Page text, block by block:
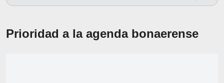
Prioridad a la agenda bonaerense